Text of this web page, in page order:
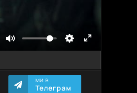
МИ В
Телеграм